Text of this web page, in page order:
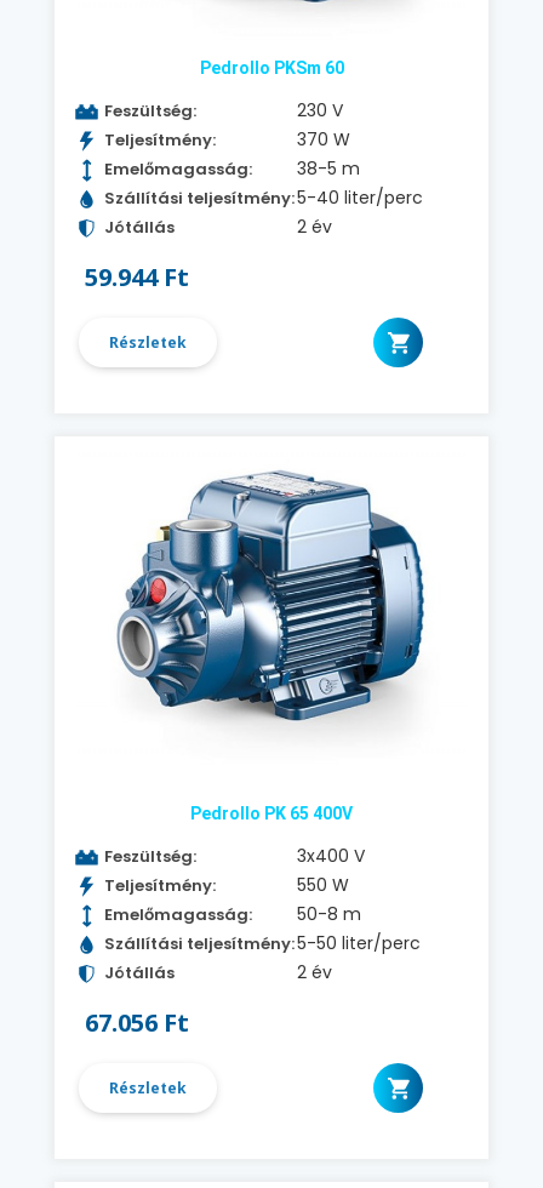
Pedrollo PKSm 60
Feszültség: 230 V
Teljesítmény: 370 W
Emelőmagasság: 38-5 m
Szállítási teljesítmény:5-40 liter/perc
Jótállás 2 év
59.944 Ft
Részletek
Pedrollo PK 65 400V
Feszültség: 3x400 V
Teljesítmény: 550 W
Emelőmagasság: 50-8 m
Szállítási teljesítmény:5-50 liter/perc
Jótállás 2 év
67.056 Ft
Részletek